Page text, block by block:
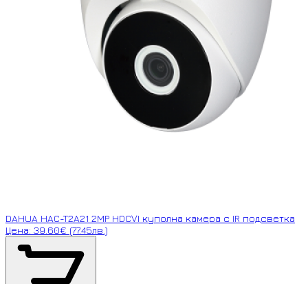
DAHUA HAC-T2A21 2MP HDCVI куполна камера с IR подсветка
Цена: 39.60€ (77.45лв.)